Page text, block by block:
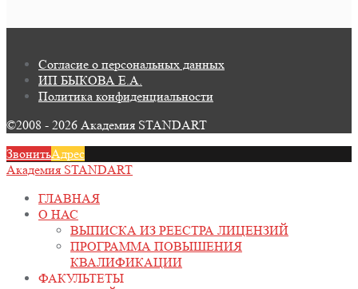
Согласие о персональных данных
ИП БЫКОВА Е.А.
Политика конфиденциальности
©2008 - 2026 Академия STANDART
ЗвонитьАдрес
Академия STANDART
ГЛАВНАЯ
О НАС
ВЫПИСКА ИЗ РЕЕСТРА ЛИЦЕНЗИЙ
ПРОГРАММА ПОВЫШЕНИЯ
КВАЛИФИКАЦИИ
ФАКУЛЬТЕТЫ